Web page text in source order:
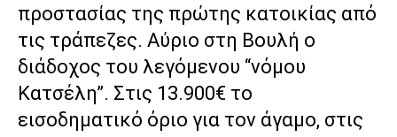
προστασίας της πρώτης κατοικίας από
τις τράπεζες. Αύριο στη Βουλή ο
διάδοχος του λεγόμενου “νόμου
Κατσέλη”. Στις 13.900€ το
εισοδηματικό όριο για τον άγαμο, στις